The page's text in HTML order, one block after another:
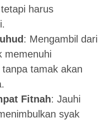
harus
: Mengambil dari
memenuhi
tamak akan
Fitnah: Jauhi
syak